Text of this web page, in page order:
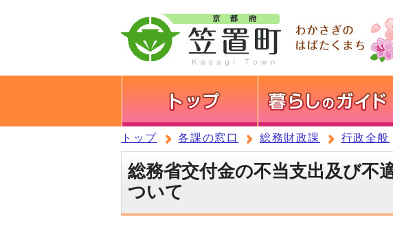
トップ 各課の窓口 総務財政課 行政全般
総務省交付金の不当支出及び不
ついて